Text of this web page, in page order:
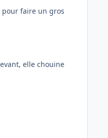
pour faire un gros
elle chouine